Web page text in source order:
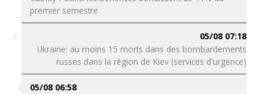
premier semestre
05/08 07:18
Ukraine: au moins 15 morts dans des bombardements
russes dans la région de Kiev (services d'urgence)
05/08 06:58